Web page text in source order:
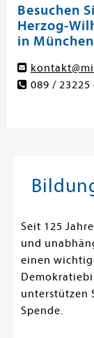
Besuchen
Herzog-
in
089 / 23225
Seit 125
und
einen
unterstützen
Spende.